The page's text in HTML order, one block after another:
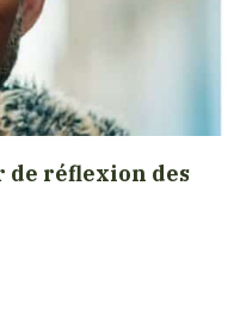
de réflexion des